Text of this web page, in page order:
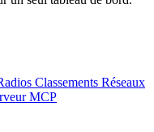
Classements Réseaux
MCP